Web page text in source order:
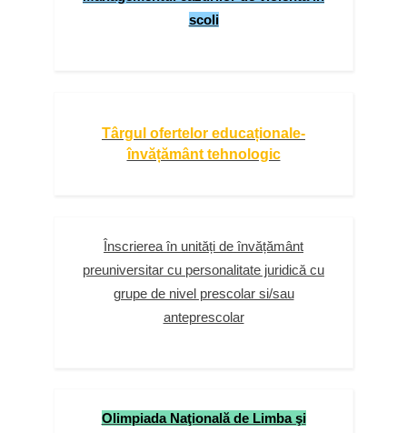
scoli
Târgul ofertelor educaționale-
învățământ tehnologic
Înscrierea în unități de învățământ
preuniversitar cu personalitate juridică cu
grupe de nivel prescolar si/sau
anteprescolar
Olimpiada Naţională de Limba şi